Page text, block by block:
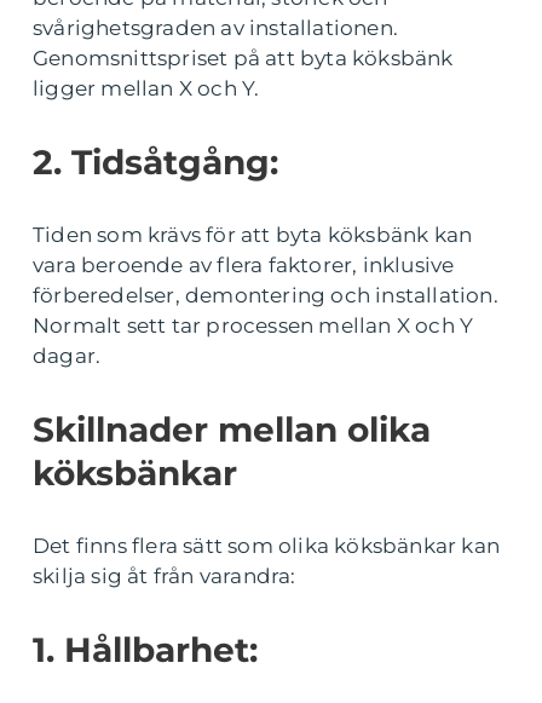
svårighetsgraden av installationen.
Genomsnittspriset på att byta köksbänk
ligger mellan X och Y.
2. Tidsåtgång:
Tiden som krävs för att byta köksbänk kan
vara beroende av flera faktorer, inklusive
förberedelser, demontering och installation.
Normalt sett tar processen mellan X och Y
dagar.
Skillnader mellan olika
köksbänkar
Det finns flera sätt som olika köksbänkar kan
skilja sig åt från varandra:
1. Hållbarhet: